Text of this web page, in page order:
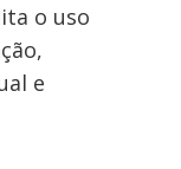
o uso
e